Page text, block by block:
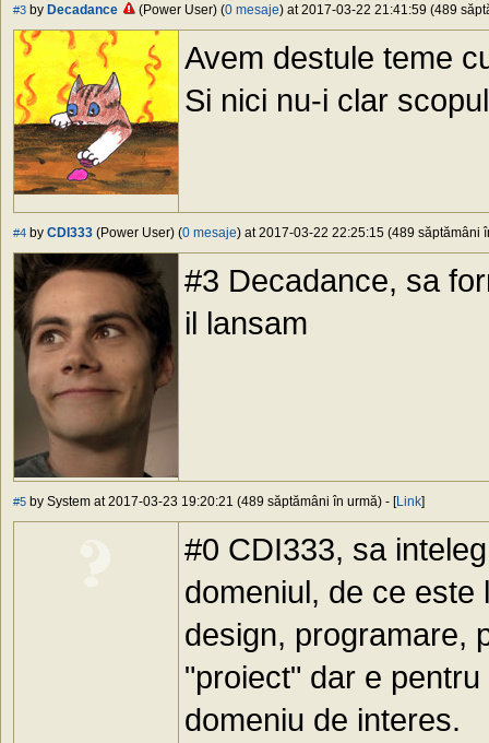
#3 by Decadance (Power User) (0 mesaje) at 2017-03-22 21:41:59 (489
Avem destule teme
Si nici nu-i clar
#4 by CDI333 (Power User) (0 mesaje) at 2017-03-22 22:25:15 (489 săptămâni
#3 Decadance, sa
il lansam
#5 by System at 2017-03-23 19:20:21 (489 săptămâni în urmă) - [Link]
#0 CDI333, sa
domeniul, de ce
design, programare,
"proiect" dar e
domeniu de interes.